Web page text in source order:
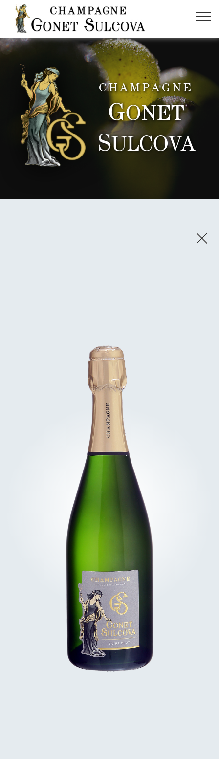
CHAMPAGNE
GONET
SULCOVA